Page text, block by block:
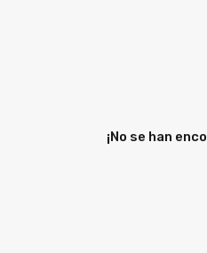
¡No se han